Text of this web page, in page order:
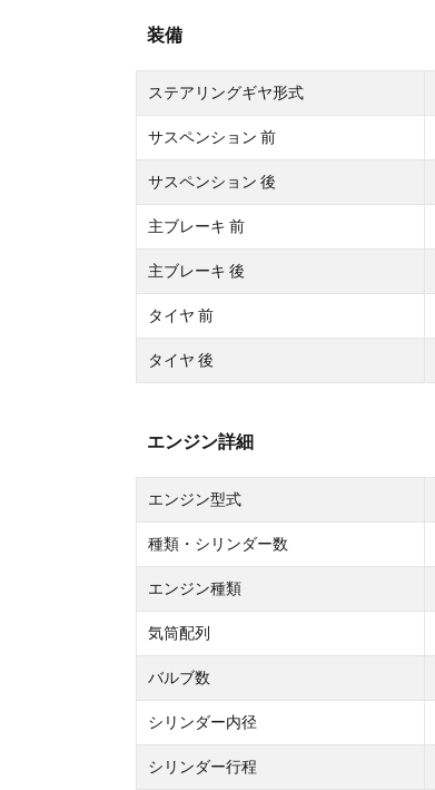
装備
ステアリングギヤ形式
サスペンション 前
サスペンション 後
主ブレーキ 前
主ブレーキ 後
タイヤ 前
タイヤ 後
エンジン詳細
エンジン型式
種類・シリンダー数
エンジン種類
気筒配列
バルブ数
シリンダー内径
シリンダー行程